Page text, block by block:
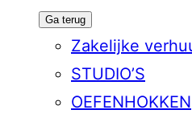
Ga terug
Zakelijke
STUDIO’S
OEFENHOKKEN